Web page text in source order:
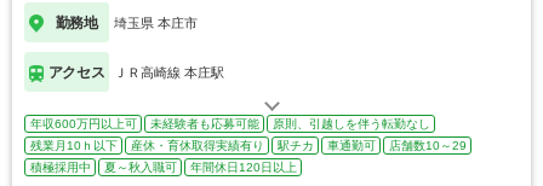
勤務地 埼玉県 本庄市
アクセス ＪＲ高崎線 本庄駅
年収600万円以上可 未経験者も応募可能
原則、引越しを伴う転勤なし
残業月10ｈ以下
産休・育休取得実績有り 駅チカ 車通勤可
店舗数10～29
積極採用中
夏～秋入職可 年間休日120日以上